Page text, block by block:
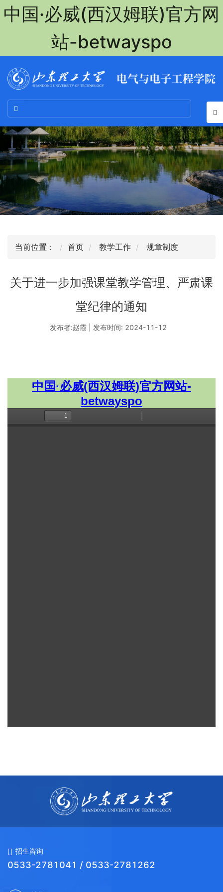
中国·必威(西汉姆联)官方网
站-betwayspo
当前位置： 首页 教学工作 规章制度
关于进一步加强课堂教学管理、严肃课
堂纪律的通知
发布者:赵霞 | 发布时间: 2024-11-12
招生咨询
0533-2781041 / 0533-2781262